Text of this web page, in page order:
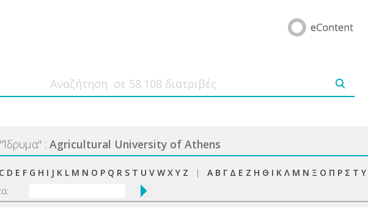
"Ίδρυμα" : Agricultural University of Athens
C D E F G H I J K L M N O P Q R S T U V W X Y Z | Α Β Γ Δ Ε Ζ Η Θ Ι Κ Λ Μ Ν Ξ Ο Π Ρ Σ Τ Υ